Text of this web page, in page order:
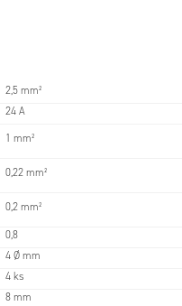
2,5 mm²
24 A
1 mm²
0,22 mm²
0,2 mm²
0,8
4 Ø mm
4 ks
8 mm